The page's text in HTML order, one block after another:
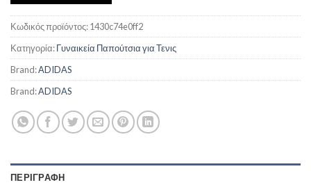
€150,00.
€103,90.
Κωδικός προϊόντος:1430c74e0ff2
Κατηγορία:Γυναικεία Παπούτσια για Τενις
Brand:ADIDAS
Brand:ADIDAS
ΠΕΡΙΓΡΑΦΉ